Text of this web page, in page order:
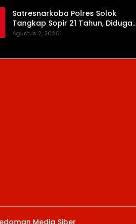
Satresnarkoba Polres Solok
Tangkap Sopir 21 Tahun, Diduga
Kuasai Satu Paket Sabu di Kubung
Agustus 2, 2026